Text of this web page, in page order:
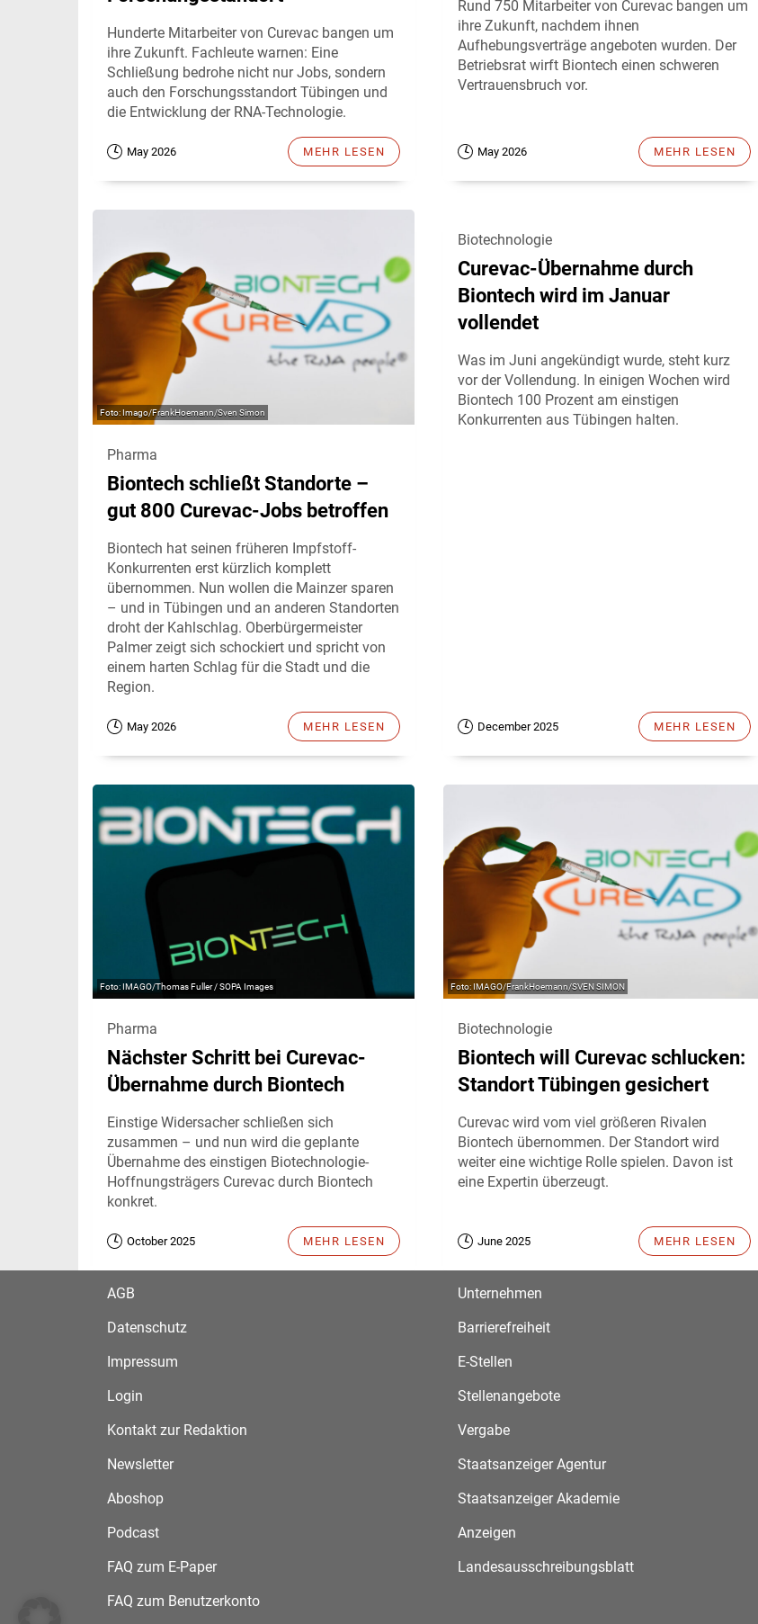
Hunderte Mitarbeiter von Curevac bangen um
ihre Zukunft. Fachleute warnen: Eine
Schließung bedrohe nicht nur Jobs, sondern
auch den Forschungsstandort Tübingen und
die Entwicklung der RNA-Technologie.
May 2026 MEHR LESEN
Rund 750 Mitarbeiter von Curevac bangen um
ihre Zukunft, nachdem ihnen
Aufhebungsverträge angeboten wurden. Der
Betriebsrat wirft Biontech einen schweren
Vertrauensbruch vor.
May 2026 MEHR LESEN
Imago/FrankHoemann/Sven Simon
Pharma
Biontech schließt Standorte –
gut 800 Curevac-Jobs betroffen
Biontech hat seinen früheren Impfstoff-
Konkurrenten erst kürzlich komplett
übernommen. Nun wollen die Mainzer sparen
– und in Tübingen und an anderen Standorten
droht der Kahlschlag. Oberbürgermeister
Palmer zeigt sich schockiert und spricht von
einem harten Schlag für die Stadt und die
Region.
May 2026 MEHR LESEN
Biotechnologie
Curevac-Übernahme durch
Biontech wird im Januar
vollendet
Was im Juni angekündigt wurde, steht kurz
vor der Vollendung. In einigen Wochen wird
Biontech 100 Prozent am einstigen
Konkurrenten aus Tübingen halten.
December 2025 MEHR LESEN
IMAGO/Thomas Fuller / SOPA Images
Pharma
Nächster Schritt bei Curevac-
Übernahme durch Biontech
Einstige Widersacher schließen sich
zusammen – und nun wird die geplante
Übernahme des einstigen Biotechnologie-
Hoffnungsträgers Curevac durch Biontech
konkret.
October 2025 MEHR LESEN
IMAGO/FrankHoemann/SVEN SIMON
Biotechnologie
Biontech will Curevac schlucken:
Standort Tübingen gesichert
Curevac wird vom viel größeren Rivalen
Biontech übernommen. Der Standort wird
weiter eine wichtige Rolle spielen. Davon ist
eine Expertin überzeugt.
June 2025 MEHR LESEN
AGB
Datenschutz
Impressum
Login
Kontakt zur Redaktion
Newsletter
Aboshop
Podcast
FAQ zum E-Paper
FAQ zum Benutzerkonto
Unternehmen
Barrierefreiheit
E-Stellen
Stellenangebote
Vergabe
Staatsanzeiger Agentur
Staatsanzeiger Akademie
Anzeigen
Landesausschreibungsblatt